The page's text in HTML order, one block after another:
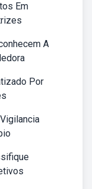
Em
A
Por